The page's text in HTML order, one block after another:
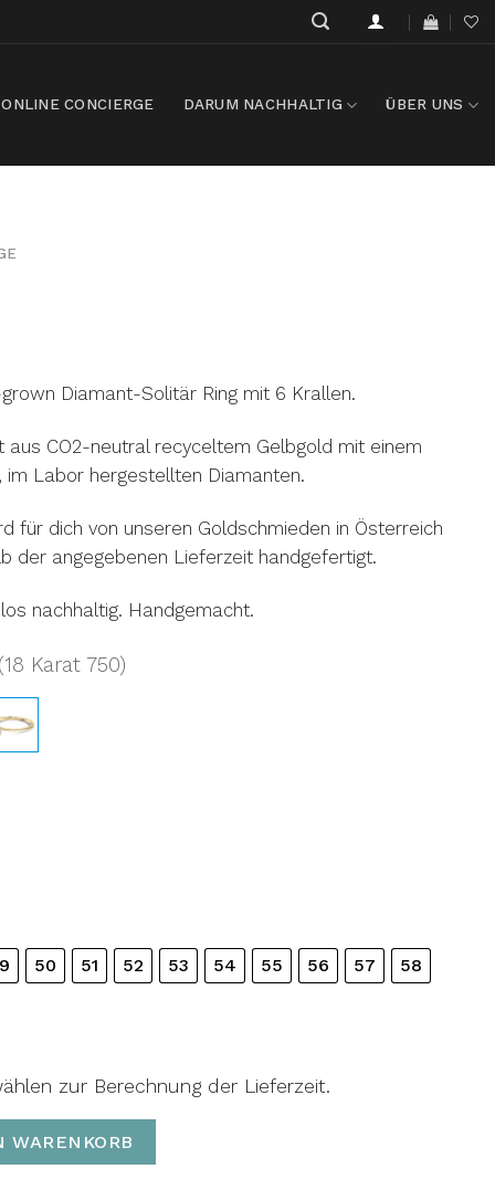
ONLINE CONCIERGE DARUM NACHHALTIG ÜBER UNS
Diamant-Solitär Ring mit 6 Krallen.
aus CO2-neutral recyceltem Gelbgold mit einem
im Labor hergestellten Diamanten.
für dich von unseren Goldschmieden in Österreich
der angegebenen Lieferzeit handgefertigt.
nachhaltig. Handgemacht.
Karat 750)
50 51 52 53 54 55 56 57
58
zur Berechnung der Lieferzeit.
WARENKORB